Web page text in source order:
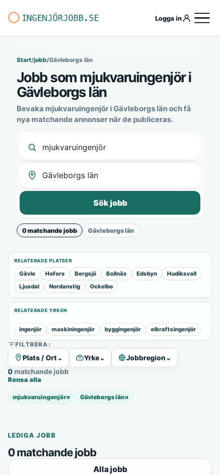
Logga in
Start/jobb/Gävleborgs län
Jobb som mjukvaruingenjör i
Gävleborgs län
Bevaka mjukvaruingenjör i Gävleborgs län och få
nya matchande annonser när de publiceras.
Sök jobb
0 matchande jobb Gävleborgs län
RELATERADE PLATSER
Gävle Hofors Bergsjö Bollnäs Edsbyn
Hudiksvall
Ljusdal
Nordanstig Ockelbo
RELATERADE YRKEN
ingenjör maskiningenjör byggingenjör elkraftsingenjör
FILTRERA:
Plats / Ort ⌄ Yrke⌄ Jobbregion⌄
0 matchande jobb
Rensa alla
mjukvaruingenjör× Gävleborgs län×
LEDIGA JOBB
0 matchande jobb
Alla jobb